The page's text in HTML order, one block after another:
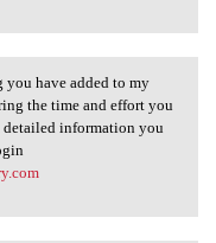
you
you have added to my
the time and effort you
information you